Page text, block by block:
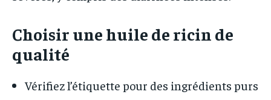
Choisir une huile de ricin de
qualité
Vérifiez l’étiquette pour des ingrédients purs